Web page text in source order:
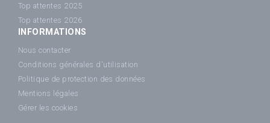
Top attentes 2025
Top attentes 2026
INFORMATIONS
Nous contacter
Conditions générales d'utilisation
Politique de protection des données
Mentions légales
Gérer les cookies